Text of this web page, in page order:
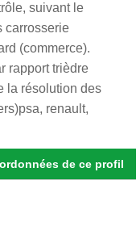
suivant le
carrosserie
(commerce).
rapport trièdre
la résolution des
renault,
de ce profil